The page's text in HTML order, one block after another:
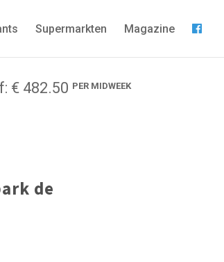
Supermarkten Magazine
€ 482.50 PER MIDWEEK
de